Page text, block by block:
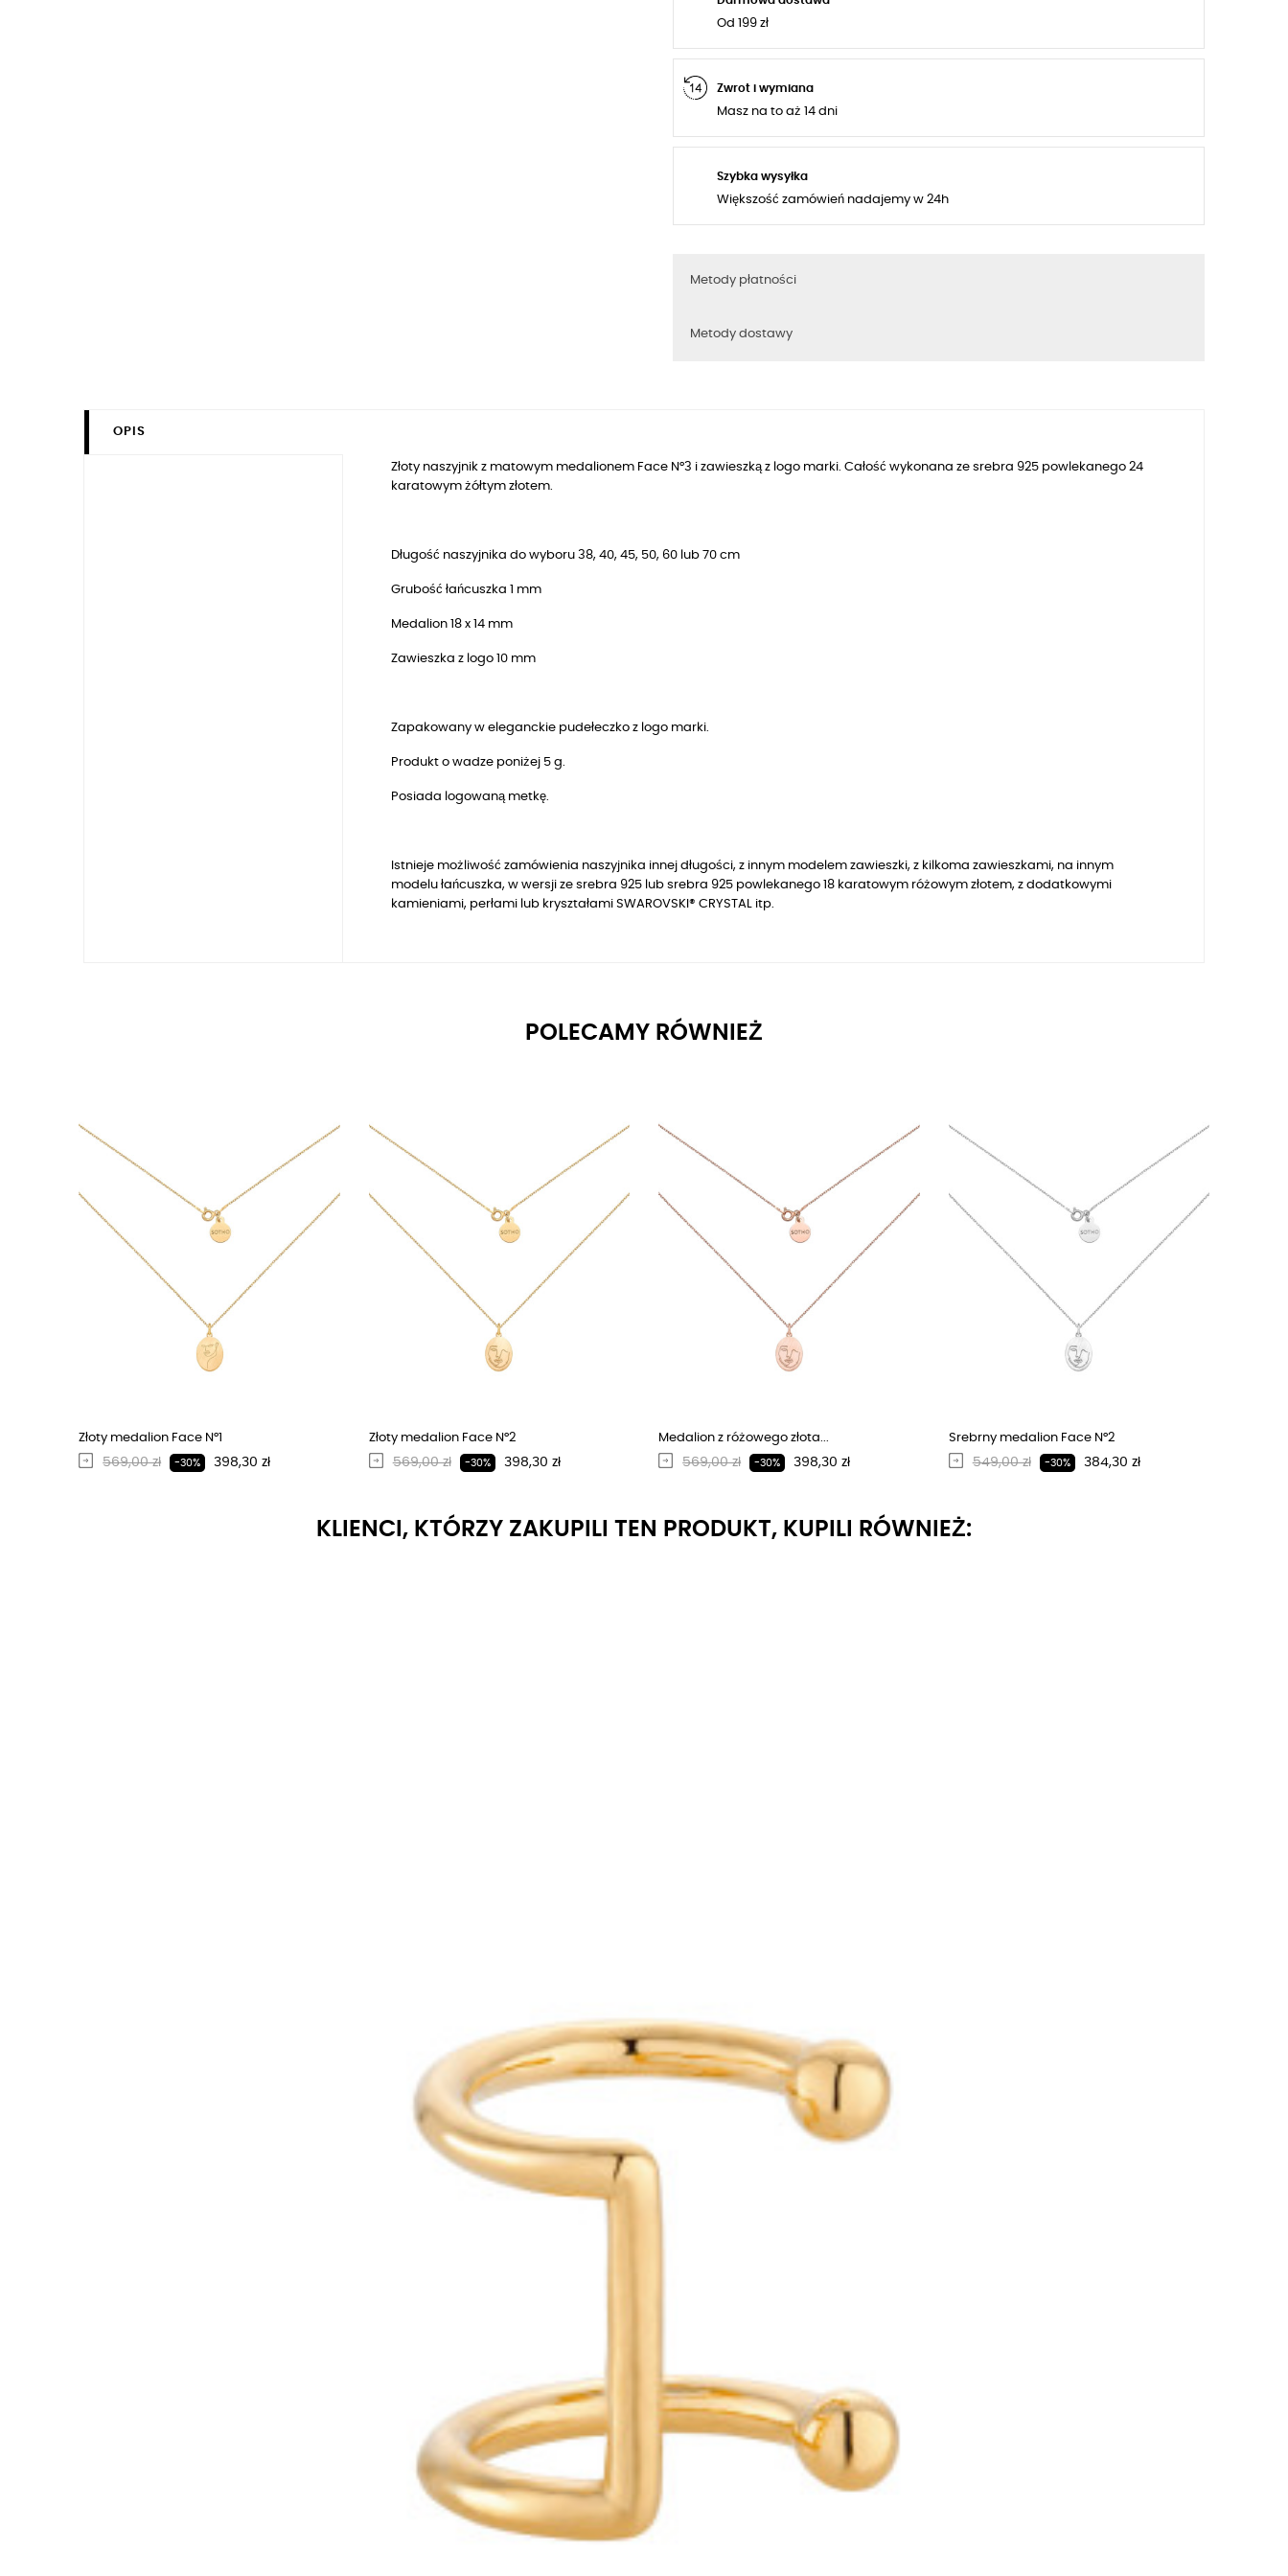
Od 199 zł
Zwrot i wymiana
Masz na to aż 14 dni
Szybka wysyłka
Większość zamówień nadajemy w 24h
Metody płatności
Metody dostawy
OPIS
Złoty naszyjnik z matowym medalionem Face N°3 i zawieszką z logo marki. Całość wykonana ze srebra 925 powlekanego 24
karatowym żółtym złotem.
Długość naszyjnika do wyboru 38, 40, 45, 50, 60 lub 70 cm
Grubość łańcuszka 1 mm
Medalion 18 x 14 mm
Zawieszka z logo 10 mm
Zapakowany w eleganckie pudełeczko z logo marki.
Produkt o wadze poniżej 5 g.
Posiada logowaną metkę.
Istnieje możliwość zamówienia naszyjnika innej długości, z innym modelem zawieszki, z kilkoma zawieszkami, na innym
modelu łańcuszka, w wersji ze srebra 925 lub srebra 925 powlekanego 18 karatowym różowym złotem, z dodatkowymi
kamieniami, perłami lub kryształami SWAROVSKI® CRYSTAL itp.
POLECAMY RÓWNIEŻ
Złoty medalion Face N°1
Regularna cena
569,00 zł -30% Cena
398,30 zł
Złoty medalion Face N°2
Regularna cena
569,00 zł -30% Cena
398,30 zł
Medalion z różowego złota...
Regularna cena
569,00 zł -30% Cena
398,30 zł
Srebrny medalion Face N°2
Regularna cena
549,00 zł -30% Cena
384,30 zł
KLIENCI, KTÓRZY ZAKUPILI TEN PRODUKT, KUPILI RÓWNIEŻ: